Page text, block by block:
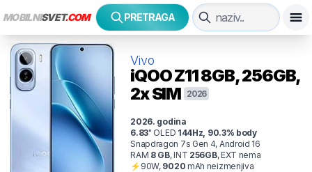
MOBILNISVET.COM PRETRAGA
Vivo
iQOO Z118GB, 256GB,
2x SIM 2026
2026. godina
6.83" OLED 144Hz 90.3% body
Snapdragon 7s Gen 4, Android 16
RAM 8GB,INT 256GB,EXT nema
⚡ 90W, 9020 mAh neizmenjiva